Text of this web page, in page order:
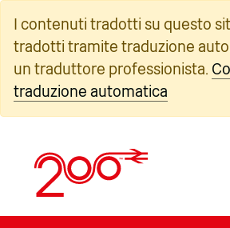
contenuto
I contenuti tradotti su questo
tradotti tramite traduzione
un traduttore professionista.
traduzione automatica